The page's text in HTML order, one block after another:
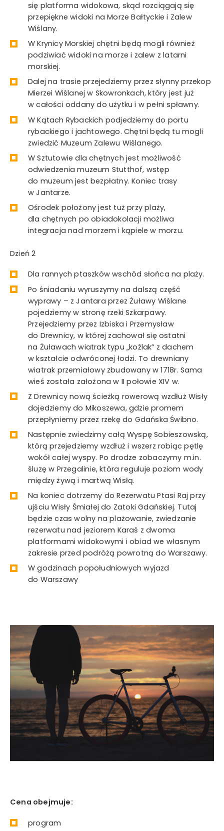
się platforma widokowa, skąd rozciągają się
przepiękne widoki na Morze Bałtyckie i Zalew
Wiślany.
W Krynicy Morskiej chętni będą mogli również
podziwiać widoki na morze i zalew z latarni
morskiej.
Dalej na trasie przejedziemy przez słynny przekop
Mierzei Wiślanej w Skowronkach, który jest już
w całości oddany do użytku i w pełni spławny.
W Kątach Rybackich podjedziemy do portu
rybackiego i jachtowego. Chętni będą tu mogli
zwiedzić Muzeum Zalewu Wiślanego.
W Sztutowie dla chętnych jest możliwość
odwiedzenia muzeum Stutthof, wstęp
do muzeum jest bezpłatny. Koniec trasy
w Jantarze.
Ośrodek położony jest tuż przy plaży,
dla chętnych po obiadokolacji możliwa
integracja nad morzem i kąpiele w morzu.
Dzień 2
Dla rannych ptaszków wschód słońca na plaży.
Po śniadaniu wyruszymy na dalszą część
wyprawy – z Jantara przez Żuławy Wiślane
pojedziemy w stronę rzeki Szkarpawy.
Przejedziemy przez Izbiska i Przemysław
do Drewnicy, w której zachował się ostatni
na Żuławach wiatrak typu „koźlak” z dachem
w kształcie odwróconej łodzi. To drewniany
wiatrak przemiałowy zbudowany w 1718r. Sama
wieś została założona w II połowie XIV w.
Z Drewnicy nową ścieżką rowerową wzdłuż Wisły
dojedziemy do Mikoszewa, gdzie promem
przepłyniemy przez rzekę do Gdańska Świbno.
Następnie zwiedzimy całą Wyspę Sobieszowską,
którą przejedziemy wzdłuż i wszerz robiąc pętlę
wokół całej wyspy. Po drodze zobaczymy m.in.
śluzę w Przegalinie, która reguluje poziom wody
między żywą i martwą Wisłą.
Na koniec dotrzemy do Rezerwatu Ptasi Raj przy
ujściu Wisły Śmiałej do Zatoki Gdańskiej. Tutaj
będzie czas wolny na plażowanie, zwiedzanie
rezerwatu nad jeziorem Karaś z dwoma
platformami widokowymi i obiad we własnym
zakresie przed podróżą powrotną do Warszawy.
W godzinach popołudniowych wyjazd
do Warszawy
Cena obejmuje:
program